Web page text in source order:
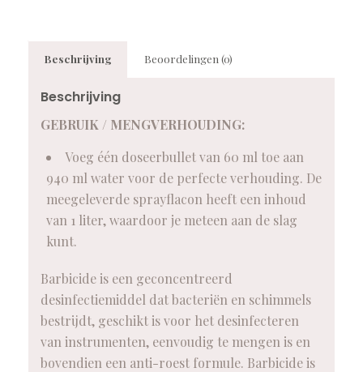
Beschrijving Beoordelingen (0)
Beschrijving
GEBRUIK / MENGVERHOUDING:
Voeg één doseerbullet van 60 ml toe aan
940 ml water voor de perfecte verhouding. De
meegeleverde sprayflacon heeft een inhoud
van 1 liter, waardoor je meteen aan de slag
kunt.
Barbicide is een geconcentreerd
desinfectiemiddel dat bacteriën en schimmels
bestrijdt, geschikt is voor het desinfecteren
van instrumenten, eenvoudig te mengen is en
bovendien een anti-roest formule. Barbicide is